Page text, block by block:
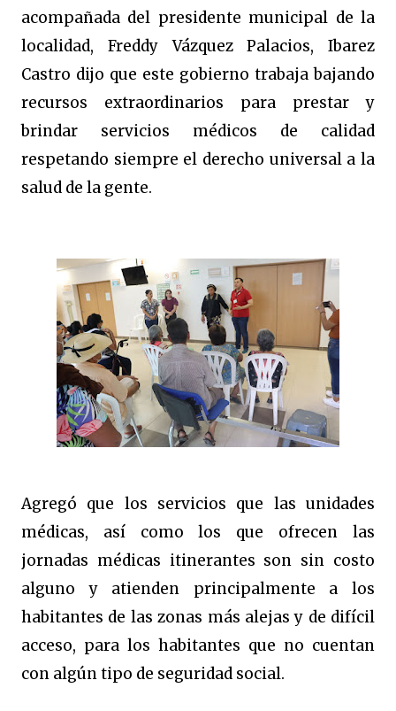
acompañada del presidente municipal de la
localidad, Freddy Vázquez Palacios, Ibarez
Castro dijo que este gobierno trabaja bajando
recursos extraordinarios para prestar y
brindar servicios médicos de calidad
respetando siempre el derecho universal a la
salud de la gente.
Agregó que los servicios que las unidades
médicas, así como los que ofrecen las
jornadas médicas itinerantes son sin costo
alguno y atienden principalmente a los
habitantes de las zonas más alejas y de difícil
acceso, para los habitantes que no cuentan
con algún tipo de seguridad social.